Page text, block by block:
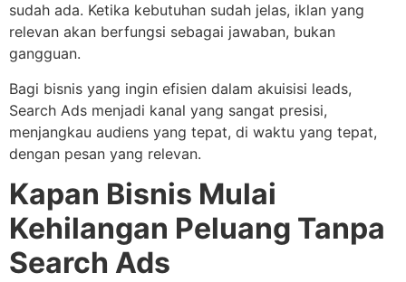
sudah ada. Ketika kebutuhan sudah jelas, iklan yang
relevan akan berfungsi sebagai jawaban, bukan
gangguan.
Bagi bisnis yang ingin efisien dalam akuisisi leads,
Search Ads menjadi kanal yang sangat presisi,
menjangkau audiens yang tepat, di waktu yang tepat,
dengan pesan yang relevan.
Kapan Bisnis Mulai
Kehilangan Peluang Tanpa
Search Ads